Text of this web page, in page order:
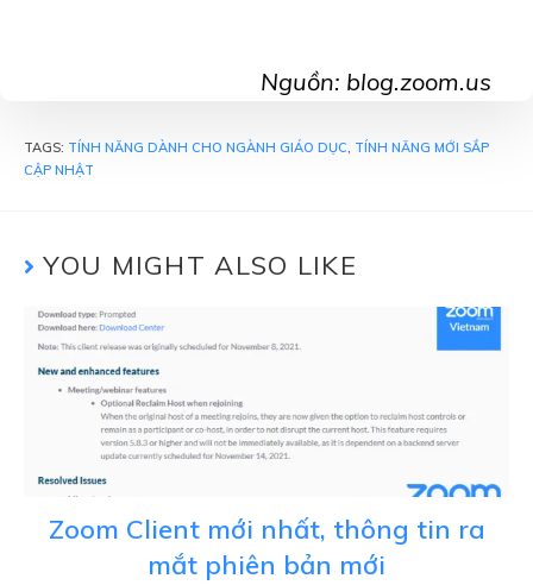
Nguồn: blog.zoom.us
TAGS: TÍNH NĂNG DÀNH CHO NGÀNH GIÁO DỤC, TÍNH NĂNG MỚI SẮP
CẬP NHẬT
YOU MIGHT ALSO LIKE
Zoom Client mới nhất, thông tin ra
mắt phiên bản mới